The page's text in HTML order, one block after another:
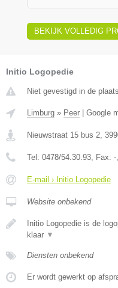
BEKIJK VOLLEDIG
Initio Logopedie
Niet gevestigd in de
Limburg » Peer | Google
Nieuwstraat 15 bus 2
Tel: 0478/54.30.93 , Fax: -
E-mail › Initio Logopedie
Website onbekend
Initio Logopedie is de
klaar ▼
Diensten onbekend
Er wordt gewerkt op